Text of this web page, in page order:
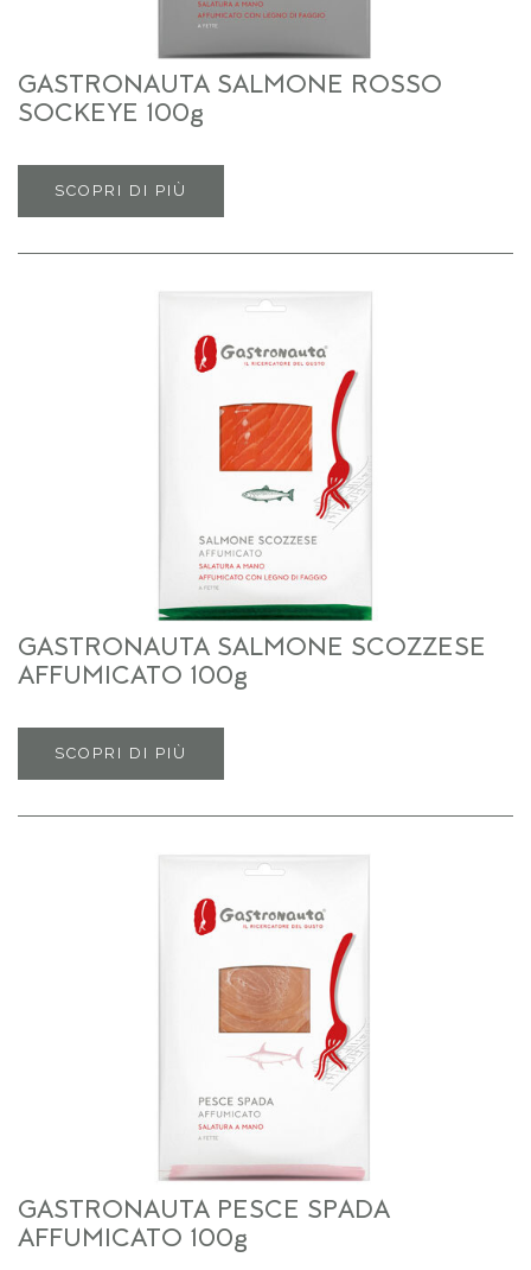
GASTRONAUTA SALMONE ROSSO
SOCKEYE 100g
SCOPRI DI PIÙ
GASTRONAUTA SALMONE SCOZZESE
AFFUMICATO 100g
SCOPRI DI PIÙ
GASTRONAUTA PESCE SPADA
AFFUMICATO 100g